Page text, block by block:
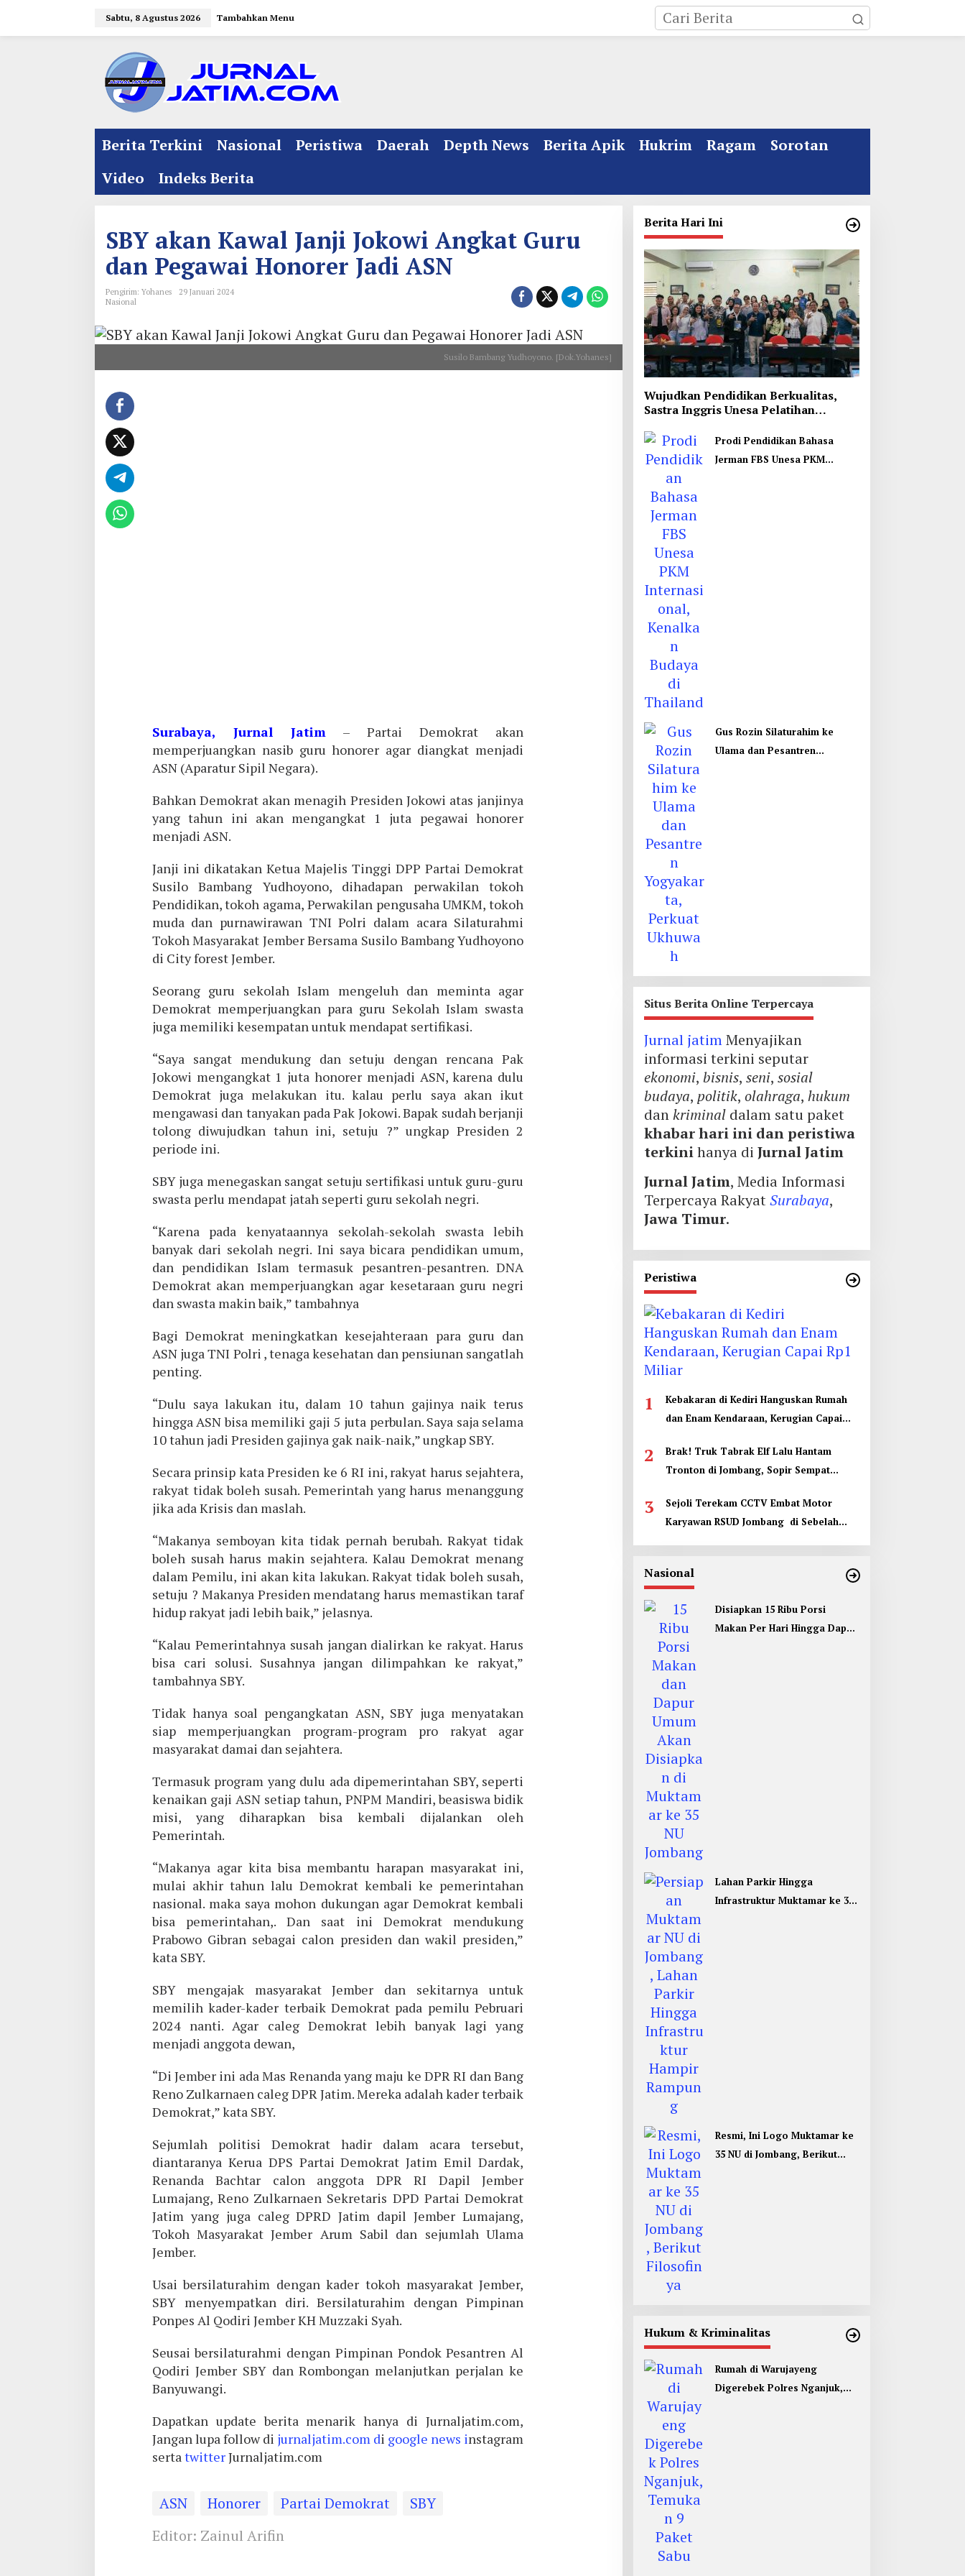
Sabtu, 8 Agustus 2026 Tambahkan Menu
Berita Terkini Nasional Peristiwa Daerah Depth News Berita Apik Hukrim Ragam
Sorotan
Video
Indeks Berita
SBY akan Kawal Janji Jokowi Angkat Guru
dan Pegawai Honorer Jadi ASN
Pengirim: Yohanes
29 Januari 2024
Nasional
Susilo Bambang Yudhoyono. [Dok.Yohanes]
Surabaya, Jurnal Jatim– Partai Demokrat akan
memperjuangkan nasib guru honorer agar diangkat menjadi
ASN (Aparatur Sipil Negara).
Bahkan Demokrat akan menagih Presiden Jokowi atas janjinya
yang tahun ini akan mengangkat 1 juta pegawai honorer
menjadi ASN.
Janji ini dikatakan Ketua Majelis Tinggi DPP Partai Demokrat
Susilo Bambang Yudhoyono, dihadapan perwakilan tokoh
Pendidikan, tokoh agama, Perwakilan pengusaha UMKM, tokoh
muda dan purnawirawan TNI Polri dalam acara Silaturahmi
Tokoh Masyarakat Jember Bersama Susilo Bambang Yudhoyono
di City forest Jember.
Seorang guru sekolah Islam mengeluh dan meminta agar
Demokrat memperjuangkan para guru Sekolah Islam swasta
juga memiliki kesempatan untuk mendapat sertifikasi.
“Saya sangat mendukung dan setuju dengan rencana Pak
Jokowi mengangkat 1 juta honorer menjadi ASN, karena dulu
Demokrat juga melakukan itu. kalau perlu saya akan ikut
mengawasi dan tanyakan pada Pak Jokowi. Bapak sudah berjanji
tolong diwujudkan tahun ini, setuju ?” ungkap Presiden 2
periode ini.
SBY juga menegaskan sangat setuju sertifikasi untuk guru-guru
swasta perlu mendapat jatah seperti guru sekolah negri.
“Karena pada kenyataannya sekolah-sekolah swasta lebih
banyak dari sekolah negri. Ini saya bicara pendidikan umum,
dan pendidikan Islam termasuk pesantren-pesantren. DNA
Demokrat akan memperjuangkan agar kesetaraan guru negri
dan swasta makin baik,” tambahnya
Bagi Demokrat meningkatkan kesejahteraan para guru dan
ASN juga TNI Polri , tenaga kesehatan dan pensiunan sangatlah
penting.
“Dulu saya lakukan itu, dalam 10 tahun gajinya naik terus
hingga ASN bisa memiliki gaji 5 juta perbulan. Saya saja selama
10 tahun jadi Presiden gajinya gak naik-naik,” ungkap SBY.
Secara prinsip kata Presiden ke 6 RI ini, rakyat harus sejahtera,
rakyat tidak boleh susah. Pemerintah yang harus menanggung
jika ada Krisis dan maslah.
“Makanya semboyan kita tidak pernah berubah. Rakyat tidak
boleh susah harus makin sejahtera. Kalau Demokrat menang
dalam Pemilu, ini akan kita lakukan. Rakyat tidak boleh susah,
setuju ? Makanya Presiden mendatang harus memastikan taraf
hidup rakyat jadi lebih baik,” jelasnya.
“Kalau Pemerintahnya susah jangan dialirkan ke rakyat. Harus
bisa cari solusi. Susahnya jangan dilimpahkan ke rakyat,”
tambahnya SBY.
Tidak hanya soal pengangkatan ASN, SBY juga menyatakan
siap memperjuangkan program-program pro rakyat agar
masyarakat damai dan sejahtera.
Termasuk program yang dulu ada dipemerintahan SBY, seperti
kenaikan gaji ASN setiap tahun, PNPM Mandiri, beasiswa bidik
misi, yang diharapkan bisa kembali dijalankan oleh
Pemerintah.
“Makanya agar kita bisa membantu harapan masyarakat ini,
mulai akhir tahun lalu Demokrat kembali ke pemerintahan
nasional. maka saya mohon dukungan agar Demokrat kembali
bisa pemerintahan,. Dan saat ini Demokrat mendukung
Prabowo Gibran sebagai calon presiden dan wakil presiden,”
kata SBY.
SBY mengajak masyarakat Jember dan sekitarnya untuk
memilih kader-kader terbaik Demokrat pada pemilu Pebruari
2024 nanti. Agar caleg Demokrat lebih banyak lagi yang
menjadi anggota dewan,
“Di Jember ini ada Mas Renanda yang maju ke DPR RI dan Bang
Reno Zulkarnaen caleg DPR Jatim. Mereka adalah kader terbaik
Demokrat,” kata SBY.
Sejumlah politisi Demokrat hadir dalam acara tersebut,
diantaranya Kerua DPS Partai Demokrat Jatim Emil Dardak,
Renanda Bachtar calon anggota DPR RI Dapil Jember
Lumajang, Reno Zulkarnaen Sekretaris DPD Partai Demokrat
Jatim yang juga caleg DPRD Jatim dapil Jember Lumajang,
Tokoh Masyarakat Jember Arum Sabil dan sejumlah Ulama
Jember.
Usai bersilaturahim dengan kader tokoh masyarakat Jember,
SBY menyempatkan diri. Bersilaturahim dengan Pimpinan
Ponpes Al Qodiri Jember KH Muzzaki Syah.
Seusai bersilaturahmi dengan Pimpinan Pondok Pesantren Al
Qodiri Jember SBY dan Rombongan melanjutkan perjalan ke
Banyuwangi.
Dapatkan update berita menarik hanya di Jurnaljatim.com,
Jangan lupa follow di jurnaljatim.com di google news instagram
sertatwitterJurnaljatim.com
ASN Honorer Partai Demokrat
SBY
Editor: Zainul Arifin
Berita Hari Ini
Wujudkan Pendidikan Berkualitas,
Sastra Inggris Unesa Pelatihan
Prodi Pendidikan Bahasa
Jerman FBS Unesa PKM
Gus Rozin Silaturahim ke
Ulama dan Pesantren
Situs Berita Online Terpercaya
Jurnal jatimMenyajikan
informasi terkini seputar
ekonomi, bisnis, seni, sosial
budaya, politik, olahraga, hukum
dankriminaldalam satu paket
khabar hari ini dan peristiwa
terkinihanya di Jurnal Jatim
Jurnal Jatim, Media Informasi
Terpercaya RakyatSurabaya,
Jawa Timur.
Peristiwa
1
Kebakaran di Kediri Hanguskan Rumah
dan Enam Kendaraan, Kerugian Capai
2
Brak! Truk Tabrak Elf Lalu Hantam
Tronton di Jombang, Sopir Sempat
3
Sejoli Terekam CCTV Embat Motor
Karyawan RSUD Jombang di Sebelah
Nasional
Disiapkan 15 Ribu Porsi
Makan Per Hari Hingga Dapur
Lahan Parkir Hingga
Infrastruktur Muktamar ke 35
Resmi, Ini Logo Muktamar ke
35 NU di Jombang, Berikut
Hukum & Kriminalitas
Rumah di Warujayeng
Digerebek Polres Nganjuk,